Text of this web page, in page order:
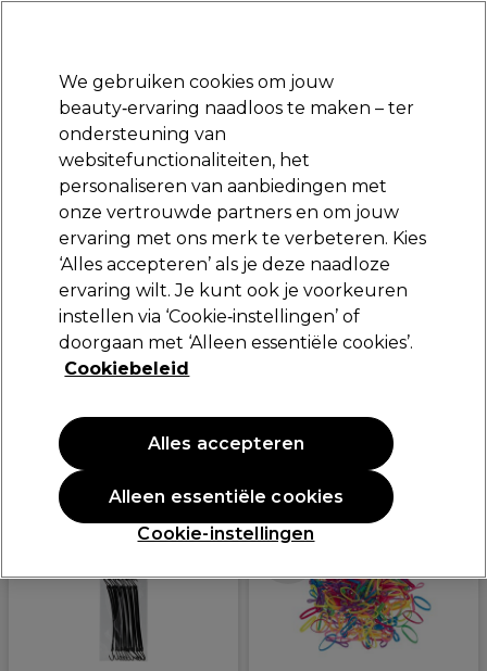
Aanmelden
Merken Deals Haar Elektra
Volgende dag geleverd*
Na verzending, maandag t/m vrijdag
Haar Kappers Tools Haarbanden & elastiekjes
Haarbanden & elastiekjes
Sorteren op:Populariteit
Meer opties
We gebruiken cookies om jouw
beauty‑ervaring naadloos te maken – ter
ondersteuning van
websitefunctionaliteiten, het
personaliseren van aanbiedingen met
onze vertrouwde partners en om jouw
ervaring met ons merk te verbeteren. Kies
‘Alles accepteren’ als je deze naadloze
ervaring wilt. Je kunt ook je voorkeuren
instellen via ‘Cookie‑instellingen’ of
doorgaan met ‘Alleen essentiële cookies’.
Cookiebeleid
Cookie-instellingen
Alleen essentiële cookies
Alles accepteren